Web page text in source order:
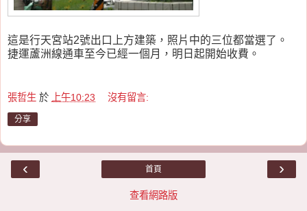
這是行天宮站2號出口上方建築，照片中的三位都當選了。
捷運蘆洲線通車至今已經一個月，明日起開始收費。
張哲生 於 上午10:23 沒有留言:
分享
‹ ›
首頁
查看網路版